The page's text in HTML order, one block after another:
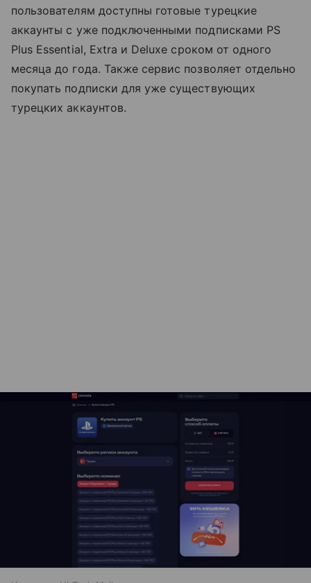
пользователям доступны готовые турецкие
аккаунты с уже подключенными подписками PS
Plus Essential, Extra и Deluxe сроком от одного
месяца до года. Также сервис позволяет отдельно
покупать подписки для уже существующих
турецких аккаунтов.